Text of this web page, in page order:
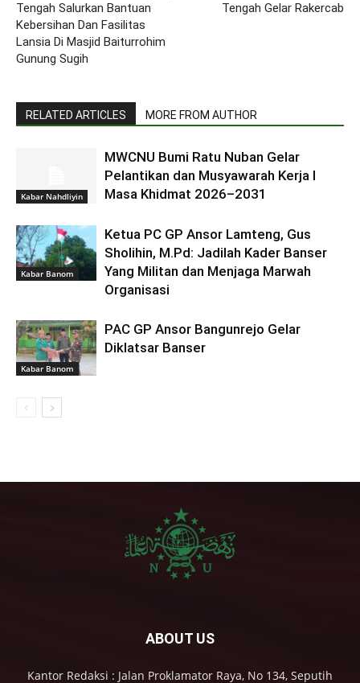
Tengah Salurkan Bantuan
Kebersihan Dan Fasilitas
Lansia Di Masjid Baiturrohim
Gunung Sugih
Tengah Gelar Rakercab
RELATED ARTICLES MORE FROM AUTHOR
Kabar Nahdliyin
MWCNU Bumi Ratu Nuban Gelar
Pelantikan dan Musyawarah Kerja I
Masa Khidmat 2026–2031
Kabar Banom
Ketua PC GP Ansor Lamteng, Gus
Sholihin, M.Pd: Jadilah Kader Banser
Yang Militan dan Menjaga Marwah
Organisasi
Kabar Banom
PAC GP Ansor Bangunrejo Gelar
Diklatsar Banser
ABOUT US
Kantor Redaksi : Jalan Proklamator Raya, No 134, Seputih